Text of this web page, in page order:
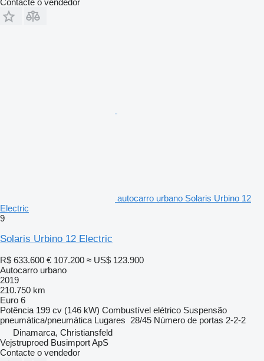
Contacte o vendedor
autocarro urbano Solaris Urbino 12
Electric
9
Solaris Urbino 12 Electric
R$ 633.600 € 107.200 ≈ US$ 123.900
Autocarro urbano
2019
210.750 km
Euro 6
Potência 199 cv (146 kW) Combustível elétrico Suspensão
pneumática/pneumática Lugares 28/45 Número de portas 2-2-2
Dinamarca, Christiansfeld
Vejstruproed Busimport ApS
Contacte o vendedor